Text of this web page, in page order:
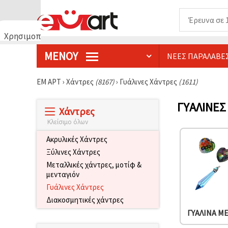
Χρησιμοποιούμε
Χρησιμοποιούμε
διασφαλίσουμε
ΜΕΝΟΎ ΝΈΕΣ
ΕΜ ΑΡΤ › Χάντρες (8167)› Γυάλινες Χάντρες (1611)
Χάντρες
Κλείσιμο όλων
Ακρυλικές Χάντρες
Ξύλινες Χάντρες
Μεταλλικές χάντρες, μοτίφ &
μενταγιόν
Γυάλινες Χάντρες
Διακοσμητικές χάντρες
ΓΥΆΛΙΝΑ